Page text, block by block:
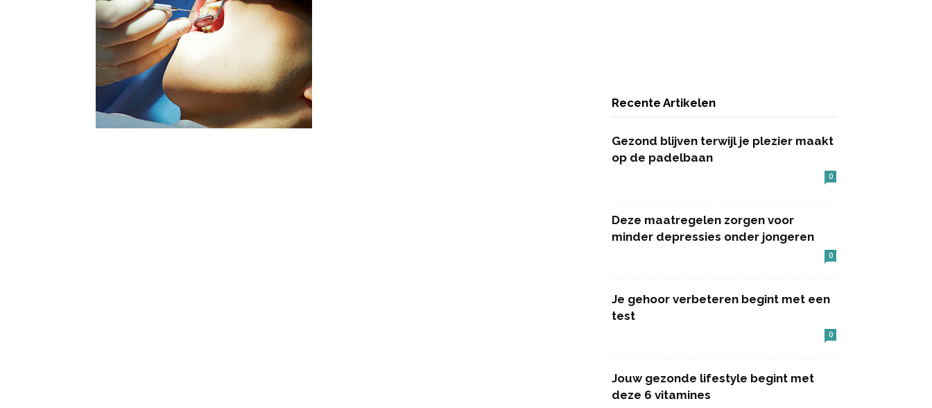
Recente Artikelen
Gezond blijven terwijl je plezier maakt
op de padelbaan
0
Deze maatregelen zorgen voor
minder depressies onder jongeren
0
Je gehoor verbeteren begint met een
test
0
Jouw gezonde lifestyle begint met
deze 6 vitamines